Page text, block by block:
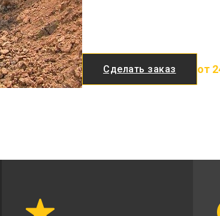
Сделать заказ от